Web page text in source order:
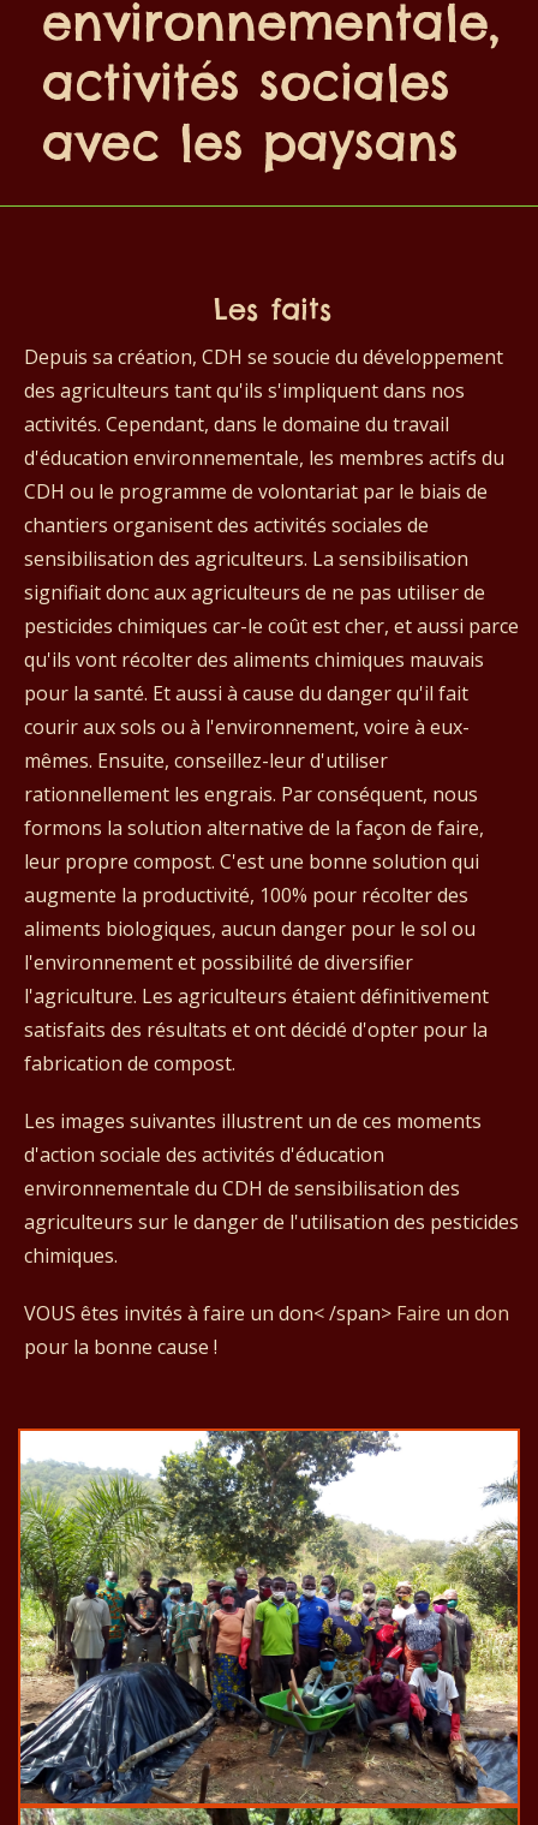
environnementale,
activités sociales
avec les paysans
Les faits
Depuis sa création, CDH se soucie du développement
des agriculteurs tant qu'ils s'impliquent dans nos
activités. Cependant, dans le domaine du travail
d'éducation environnementale, les membres actifs du
CDH ou le programme de volontariat par le biais de
chantiers organisent des activités sociales de
sensibilisation des agriculteurs. La sensibilisation
signifiait donc aux agriculteurs de ne pas utiliser de
pesticides chimiques car-le coût est cher, et aussi parce
qu'ils vont récolter des aliments chimiques mauvais
pour la santé. Et aussi à cause du danger qu'il fait
courir aux sols ou à l'environnement, voire à eux-
mêmes. Ensuite, conseillez-leur d'utiliser
rationnellement les engrais. Par conséquent, nous
formons la solution alternative de la façon de faire,
leur propre compost. C'est une bonne solution qui
augmente la productivité, 100% pour récolter des
aliments biologiques, aucun danger pour le sol ou
l'environnement et possibilité de diversifier
l'agriculture. Les agriculteurs étaient définitivement
satisfaits des résultats et ont décidé d'opter pour la
fabrication de compost.
Les images suivantes illustrent un de ces moments
d'action sociale des activités d'éducation
environnementale du CDH de sensibilisation des
agriculteurs sur le danger de l'utilisation des pesticides
chimiques.
VOUS êtes invités à faire un don< /span> Faire un don
pour la bonne cause !